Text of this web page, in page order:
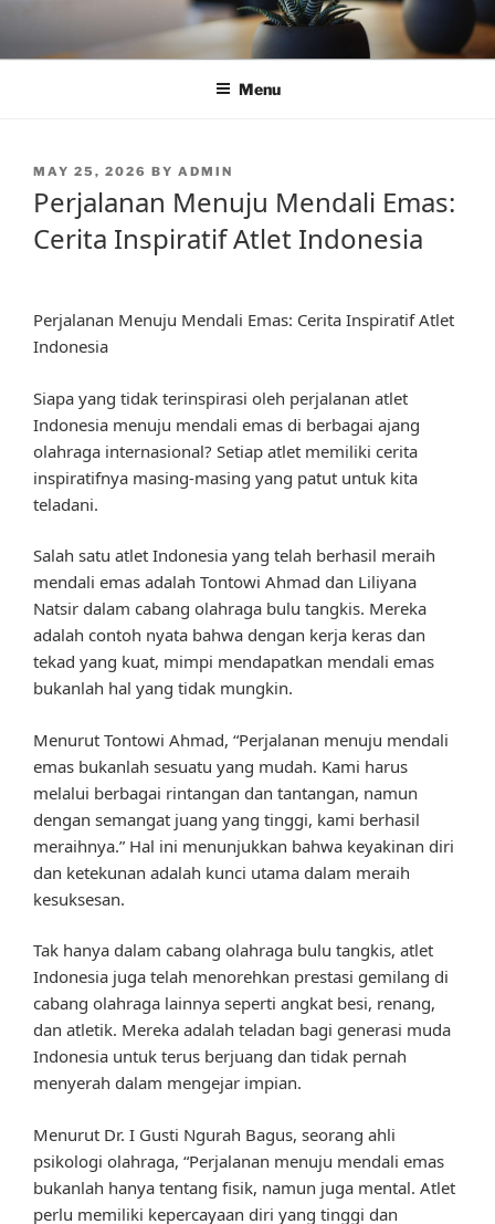
content
Menu
POSTED
MAY 25, 2026 BY ADMIN
Perjalanan Menuju Mendali Emas:
Cerita Inspiratif Atlet Indonesia
Perjalanan Menuju Mendali Emas: Cerita Inspiratif Atlet
Indonesia
Siapa yang tidak terinspirasi oleh perjalanan atlet
Indonesia menuju mendali emas di berbagai ajang
olahraga internasional? Setiap atlet memiliki cerita
inspiratifnya masing-masing yang patut untuk kita
teladani.
Salah satu atlet Indonesia yang telah berhasil meraih
mendali emas adalah Tontowi Ahmad dan Liliyana
Natsir dalam cabang olahraga bulu tangkis. Mereka
adalah contoh nyata bahwa dengan kerja keras dan
tekad yang kuat, mimpi mendapatkan mendali emas
bukanlah hal yang tidak mungkin.
Menurut Tontowi Ahmad, “Perjalanan menuju mendali
emas bukanlah sesuatu yang mudah. Kami harus
melalui berbagai rintangan dan tantangan, namun
dengan semangat juang yang tinggi, kami berhasil
meraihnya.” Hal ini menunjukkan bahwa keyakinan diri
dan ketekunan adalah kunci utama dalam meraih
kesuksesan.
Tak hanya dalam cabang olahraga bulu tangkis, atlet
Indonesia juga telah menorehkan prestasi gemilang di
cabang olahraga lainnya seperti angkat besi, renang,
dan atletik. Mereka adalah teladan bagi generasi muda
Indonesia untuk terus berjuang dan tidak pernah
menyerah dalam mengejar impian.
Menurut Dr. I Gusti Ngurah Bagus, seorang ahli
psikologi olahraga, “Perjalanan menuju mendali emas
bukanlah hanya tentang fisik, namun juga mental. Atlet
perlu memiliki kepercayaan diri yang tinggi dan